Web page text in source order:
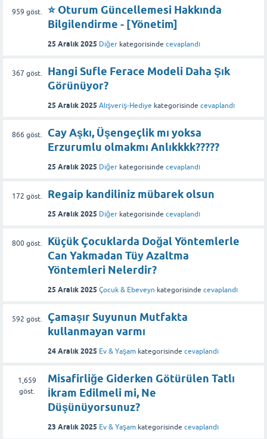
959 göst.
⭐️ Oturum Güncellemesi Hakkında
Bilgilendirme - [Yönetim]
25 Aralık 2025 Diğer kategorisinde cevaplandı
367 göst.
Hangi Sufle Ferace Modeli Daha Şık
Görünüyor?
25 Aralık 2025 Alışveriş-Hediye kategorisinde cevaplandı
866 göst.
Cay Aşkı, Üşengeçlik mı yoksa
Erzurumlu olmakmı Anlıkkkk?????
25 Aralık 2025 Diğer kategorisinde cevaplandı
172 göst. Regaip kandiliniz mübarek olsun
25 Aralık 2025 Diğer kategorisinde cevaplandı
800göst.
Küçük Çocuklarda Doğal Yöntemlerle
Can Yakmadan Tüy Azaltma
Yöntemleri Nelerdir?
25 Aralık 2025 Çocuk & Ebeveyn kategorisinde cevaplandı
592 göst.
Çamaşır Suyunun Mutfakta
kullanmayan varmı
24 Aralık 2025 Ev & Yaşam kategorisinde cevaplandı
1,659
göst.
Misafirliğe Giderken Götürülen Tatlı
İkram Edilmeli mi, Ne
Düşünüyorsunuz?
23 Aralık 2025 Ev & Yaşam kategorisinde cevaplandı